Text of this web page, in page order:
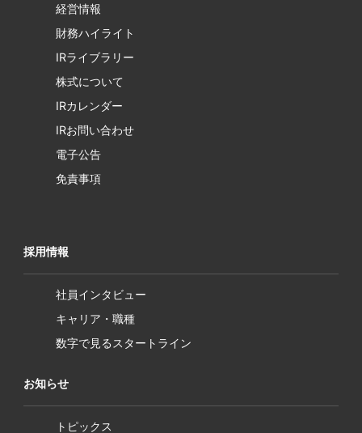
経営情報
財務ハイライト
IRライブラリー
株式について
IRカレンダー
IRお問い合わせ
電子公告
免責事項
採用情報
社員インタビュー
キャリア・職種
数字で見るスタートライン
お知らせ
トピックス